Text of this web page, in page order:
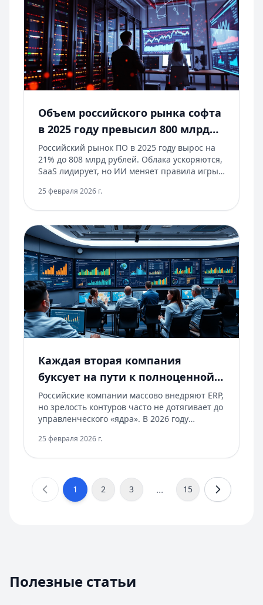
Объем российского рынка софта
в 2025 году превысил 800 млрд
рублей
Российский рынок ПО в 2025 году вырос на
21% до 808 млрд рублей. Облака ускоряются,
SaaS лидирует, но ИИ меняет правила игры.
800 млрд рублей по оценке отрасли.
25 февраля 2026 г.
Каждая вторая компания
буксует на пути к полноценной
ERP
Российские компании массово внедряют ERP,
но зрелость контуров часто не дотягивает до
управленческого «ядра». В 2026 году
экспертизы и интеграциям, что тормозит
25 февраля 2026 г.
1 2 3 ... 15
5
Полезные статьи